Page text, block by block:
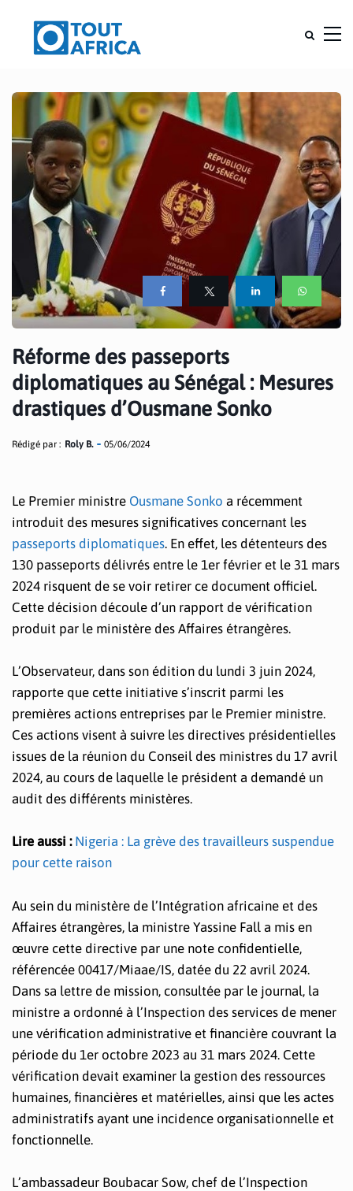
Réforme des passeports
diplomatiques au Sénégal : Mesures
drastiques d’Ousmane Sonko
Rédigé par : Roly B. 05/06/2024
Le Premier ministre Ousmane Sonko a récemment
introduit des mesures significatives concernant les
passeports diplomatiques. En effet, les détenteurs des
130 passeports délivrés entre le 1er février et le 31 mars
2024 risquent de se voir retirer ce document officiel.
Cette décision découle d’un rapport de vérification
produit par le ministère des Affaires étrangères.
L’Observateur, dans son édition du lundi 3 juin 2024,
rapporte que cette initiative s’inscrit parmi les
premières actions entreprises par le Premier ministre.
Ces actions visent à suivre les directives présidentielles
issues de la réunion du Conseil des ministres du 17 avril
2024, au cours de laquelle le président a demandé un
audit des différents ministères.
Lire aussi : Nigeria : La grève des travailleurs suspendue
pour cette raison
Au sein du ministère de l’Intégration africaine et des
Affaires étrangères, la ministre Yassine Fall a mis en
œuvre cette directive par une note confidentielle,
référencée 00417/Miaae/IS, datée du 22 avril 2024.
Dans sa lettre de mission, consultée par le journal, la
ministre a ordonné à l’Inspection des services de mener
une vérification administrative et financière couvrant la
période du 1er octobre 2023 au 31 mars 2024. Cette
vérification devait examiner la gestion des ressources
humaines, financières et matérielles, ainsi que les actes
administratifs ayant une incidence organisationnelle et
fonctionnelle.
L’ambassadeur Boubacar Sow, chef de l’Inspection